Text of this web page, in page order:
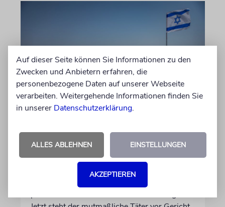
JUSTIZ
Tötung eines Palästinensers
Der getötete Aktivist setzte sich gegen
Auf dieser Seite können Sie Informationen zu den
Zwecken und Anbietern erfahren, die
personenbezogene Daten auf unserer Webseite
verarbeiten. Weitergehende Informationen finden Sie
in unserer Datenschutzerklärung.
ALLES ABLEHNEN EINSTELLUNGEN
AKZEPTIEREN